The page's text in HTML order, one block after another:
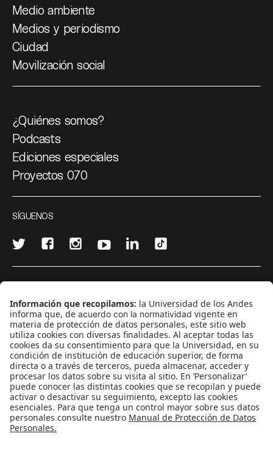
Medio ambiente
Medios y periodismo
Ciudad
Movilización social
¿Quiénes somos?
Podcasts
Ediciones especiales
Proyectos 070
SÍGUENOS
CONTÁCTANOS
cerosetenta@uniandes.edu.co
BOGOTÁ, COLOMBIA
NEWSLETTER